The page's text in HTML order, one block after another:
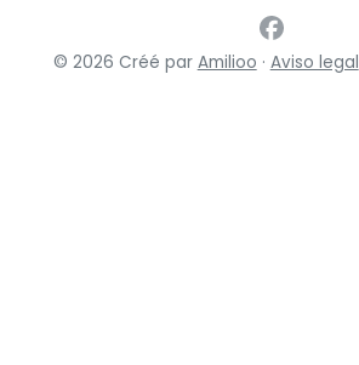
© 2026 Créé par Amilioo · Aviso legal